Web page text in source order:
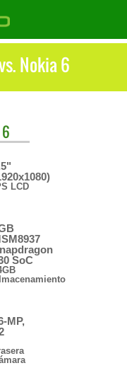
Motorola Moto G5S vs. Nokia 6
LCD
SoC
MP,